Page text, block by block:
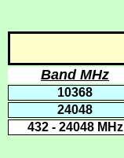
Band MHz
10368
24048
432 - 24048 MHz